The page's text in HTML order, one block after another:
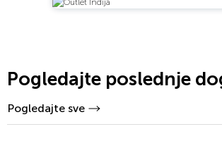
Pogledajte poslednje
Pogledajte sve